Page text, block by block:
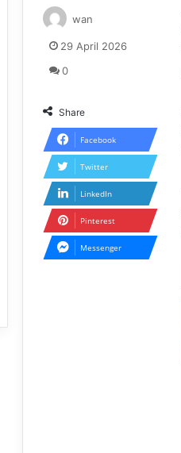
wan
29 April 2026
0
Share
Facebook
Twitter
LinkedIn
Pinterest
Messenger